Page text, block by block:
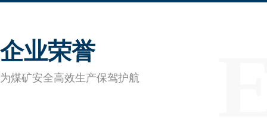
企业荣誉
为煤矿安全高效生产保驾护航